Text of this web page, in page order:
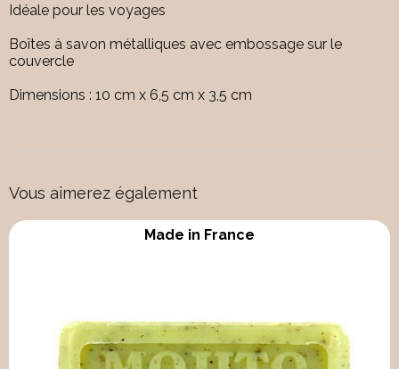
Idéale pour les voyages
Boîtes à savon métalliques avec embossage sur le
couvercle
Dimensions : 10 cm x 6,5 cm x 3,5 cm
Vous aimerez également
Made in France